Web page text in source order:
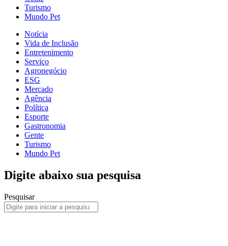
Turismo
Mundo Pet
Notícia
Vida de Inclusão
Entretenimento
Serviço
Agronegócio
ESG
Mercado
Agência
Política
Esporte
Gastronomia
Gente
Turismo
Mundo Pet
Digite abaixo sua pesquisa
Pesquisar